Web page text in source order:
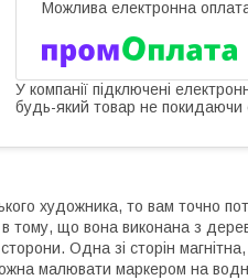
У компанії підключені
будь-який товар не покидаючи
художника, то вам точно
тому, що вона виконана з
Одна зі сторін магнітна,
малювати маркером на